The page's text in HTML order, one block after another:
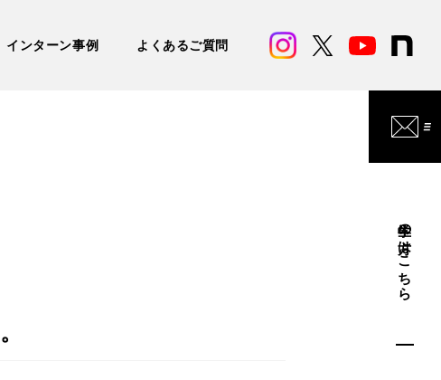
インターン事例 よくあるご質問
学生の方はこちら